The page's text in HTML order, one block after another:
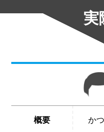
実
概要 か